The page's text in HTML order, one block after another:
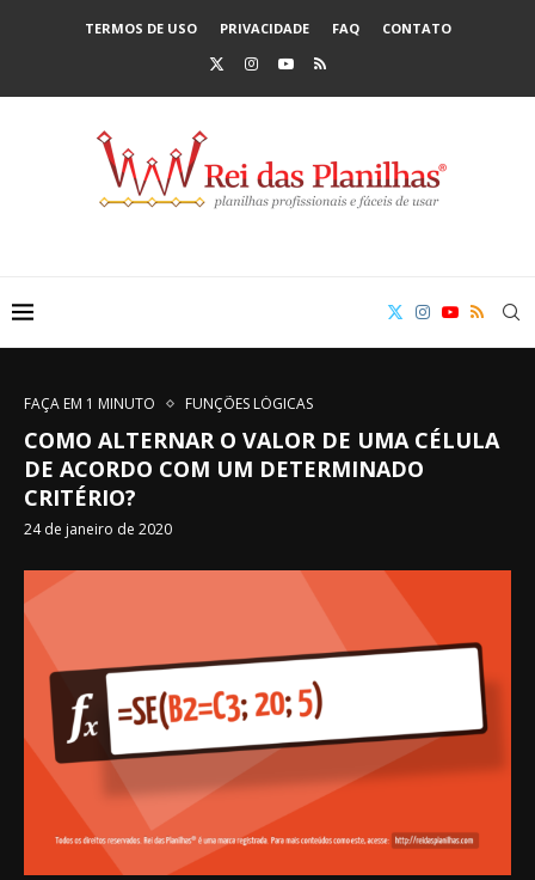
TERMOS DE USO PRIVACIDADE FAQ CONTATO
FAÇA EM 1 MINUTO FUNÇÕES LÓGICAS
COMO ALTERNAR O VALOR DE UMA CÉLULA
DE ACORDO COM UM DETERMINADO
CRITÉRIO?
24 de janeiro de 2020